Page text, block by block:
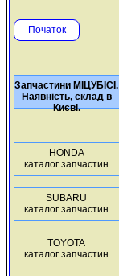
Початок
Запчастини МІЦУБІСІ.
Наявність, склад в
Києві.
HONDA
каталог запчастин
SUBARU
каталог запчастин
TOYOTA
каталог запчастин